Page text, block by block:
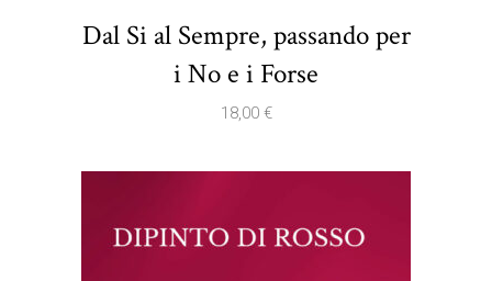
Dal Si al Sempre, passando per
i No e i Forse
18,00 €